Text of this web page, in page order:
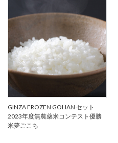
GINZA FROZEN GOHAN セット
2023年度無農薬米コンテスト優勝
米夢ごこち